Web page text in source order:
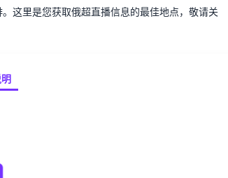
这里是您获取俄超直播信息的最佳地点，敬请关